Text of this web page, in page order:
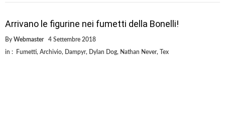
Arrivano le figurine nei fumetti della Bonelli!
By Webmaster 4 Settembre 2018
in : Fumetti, Archivio, Dampyr, Dylan Dog, Nathan Never, Tex